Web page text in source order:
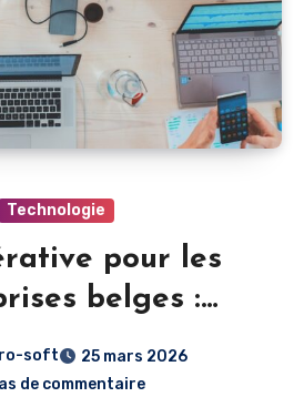
Technologie
pour les
belges :
et risques
soft
25 mars 2026
de commentaire